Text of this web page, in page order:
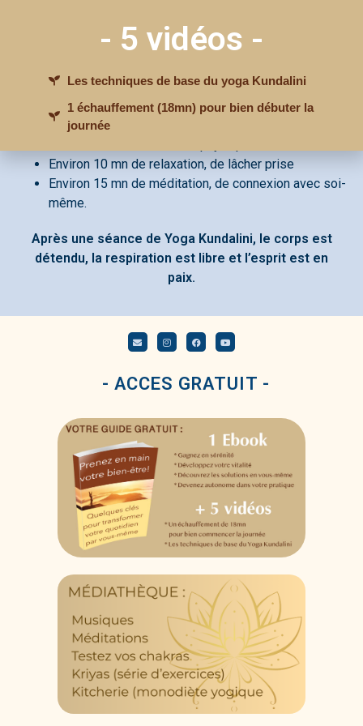
Nos cours de Yoga Kundalini durent 1h30 et se
Environ 15 mn d’introduction et d’échauffement
Environ 10 mn de relaxation, de lâcher prise
Environ 15 mn de méditation, de connexion avec soi-
même.
Après une séance de Yoga Kundalini, le corps est
détendu, la respiration est libre et l’esprit est en
paix.
- ACCES GRATUIT -
- 5 vidéos -
Les techniques de base du yoga Kundalini
1 échauffement (18mn) pour bien débuter la
journée
J'accède à MON GUIDE